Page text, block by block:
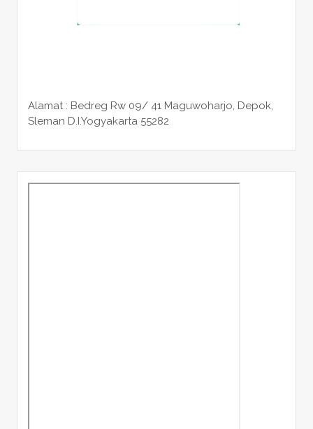
Alamat : Bedreg Rw 09/ 41 Maguwoharjo, Depok,
Sleman D.I.Yogyakarta 55282